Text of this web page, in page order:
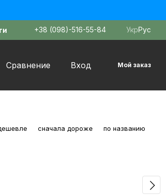
+38 (098)-516-55-84 УкрРус
Сравнение Вход Мой заказ
сначала дороже по названию